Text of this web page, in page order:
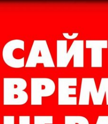
Набор бит